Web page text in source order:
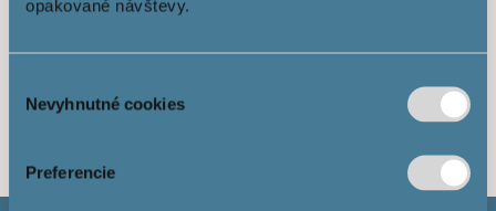
opakované návštevy.
súhlasu
Nevyhnutné cookies
Preferencie